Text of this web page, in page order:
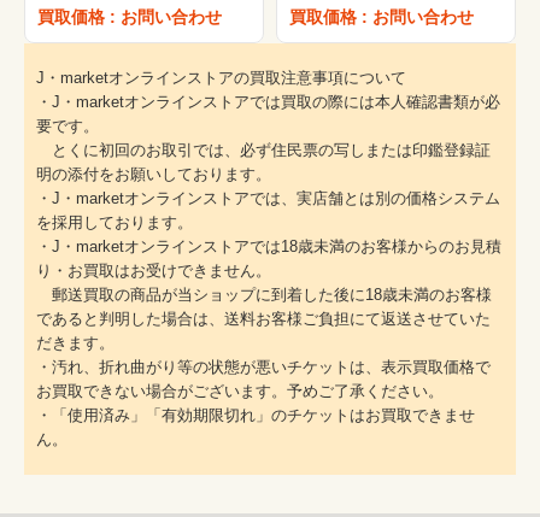
買取価格 : お問い合わせ 買取価格 : お問い合わせ
J・marketオンラインストアの買取注意事項について
・J・marketオンラインストアでは買取の際には本人確認書類が必
要です。
とくに初回のお取引では、必ず住民票の写しまたは印鑑登録証
明の添付をお願いしております。
・J・marketオンラインストアでは、実店舗とは別の価格システム
を採用しております。
・J・marketオンラインストアでは18歳未満のお客様からのお見積
り・お買取はお受けできません。
郵送買取の商品が当ショップに到着した後に18歳未満のお客様
であると判明した場合は、送料お客様ご負担にて返送させていた
だきます。
・汚れ、折れ曲がり等の状態が悪いチケットは、表示買取価格で
お買取できない場合がございます。予めご了承ください。
・「使用済み」「有効期限切れ」のチケットはお買取できませ
ん。